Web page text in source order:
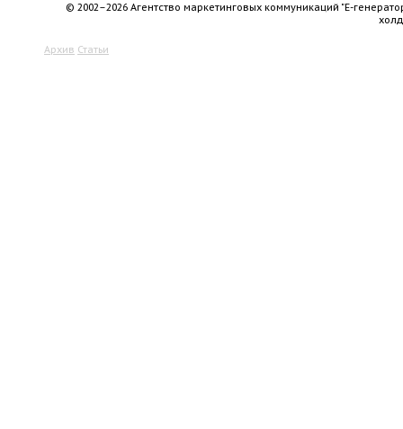
© 2002–2026 Агентство маркетинговых коммуникаций "Е-
Архив Статьи